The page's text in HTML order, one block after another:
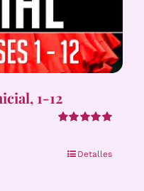
1-12
Detalles